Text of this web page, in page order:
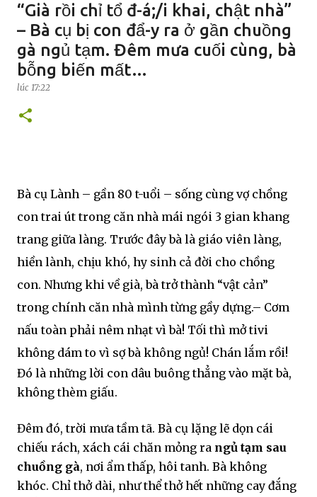
“Già rồi chỉ tổ đ-á;/i khai, chật nhà”
– Bà cụ bị con đẩ-y ra ở gần chuồng
gà ngủ tạm. Đêm mưa cuối cùng, bà
bỗng biến mất…
lúc 17:22
Bà cụ Lành – gần 80 t-uổi – sống cùng vợ chồng
con trai út trong căn nhà mái ngói 3 gian khang
trang giữa làng. Trước đây bà là giáo viên làng,
hiền lành, chịu khó, hy sinh cả đời cho chồng
con. Nhưng khi về già,bà trở thành “vật cản”
trong chính căn nhà mình từng gầy dựng.– Cơm
nấu toàn phải nêm nhạt vì bà! Tối thì mở tivi
không dám to vì sợ bà không ngủ! Chán lắm rồi!
Đó là những lời con dâu buông thẳng vào mặt bà,
không thèm giấu.
Đêm đó, trời mưa tầm tã. Bà cụ lặng lẽ dọn cái
chiếu rách, xách cái chăn mỏng ra ngủ tạm sau
chuồng gà, nơi ẩm thấp, hôi tanh. Bà không
khóc. Chỉ thở dài, như thể thở hết những cay đắng